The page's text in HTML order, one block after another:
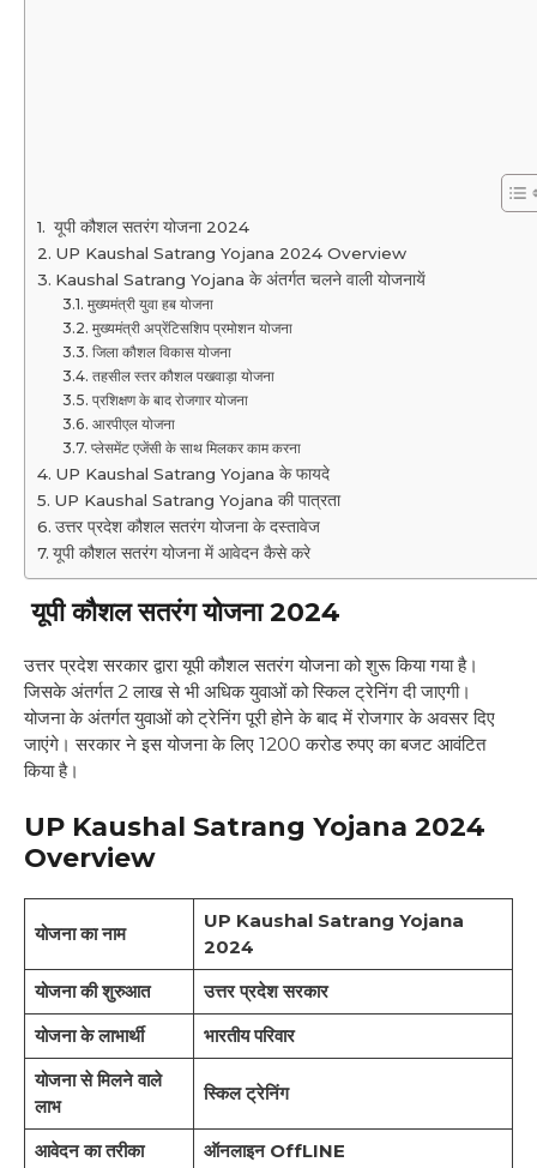
यूपी कौशल सतरंग योजना 2024
UP Kaushal Satrang Yojana 2024 Overview
Kaushal Satrang Yojana के अंतर्गत चलने वाली योजनायें
मुख्यमंत्री युवा हब योजना
मुख्यमंत्री अप्रेंटिसशिप प्रमोशन योजना
जिला कौशल विकास योजना
तहसील स्तर कौशल पखवाड़ा योजना
प्रशिक्षण के बाद रोजगार योजना
आरपीएल योजना
प्लेसमेंट एजेंसी के साथ मिलकर काम करना
UP Kaushal Satrang Yojana के फायदे
UP Kaushal Satrang Yojana की पात्रता
उत्तर प्रदेश कौशल सतरंग योजना के दस्तावेज
यूपी कौशल सतरंग योजना में आवेदन कैसे करे
यूपी कौशल सतरंग योजना 2024
उत्तर प्रदेश सरकार द्वारा यूपी कौशल सतरंग योजना को शुरू किया गया है।
जिसके अंतर्गत 2 लाख से भी अधिक युवाओं को स्किल ट्रेनिंग दी जाएगी।
योजना के अंतर्गत युवाओं को ट्रेनिंग पूरी होने के बाद में रोजगार के अवसर दिए
जाएंगे। सरकार ने इस योजना के लिए 1200 करोड रुपए का बजट आवंटित
किया है।
UP Kaushal Satrang Yojana 2024
Overview
योजना का नाम
UP Kaushal Satrang Yojana
2024
योजना की शुरुआत
उत्तर प्रदेश सरकार
योजना के लाभार्थी
भारतीय परिवार
योजना से मिलने वाले
लाभ
स्किल ट्रेनिंग
आवेदन का तरीका ऑनलाइन OffLINE